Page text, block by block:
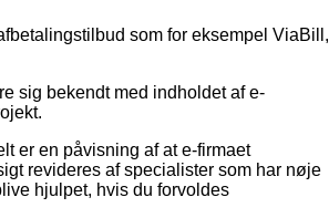
som for eksempel ViaBill,
sig bekendt med indholdet af e-
er en påvisning af at e-firmaet
revideres af specialister som har nøje
hjulpet, hvis du forvoldes